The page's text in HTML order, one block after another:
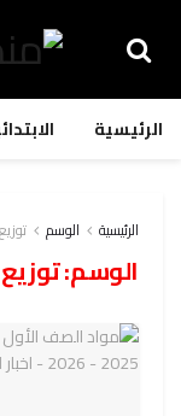
الرئيسية
الرئيسية الوسم
الوسم: